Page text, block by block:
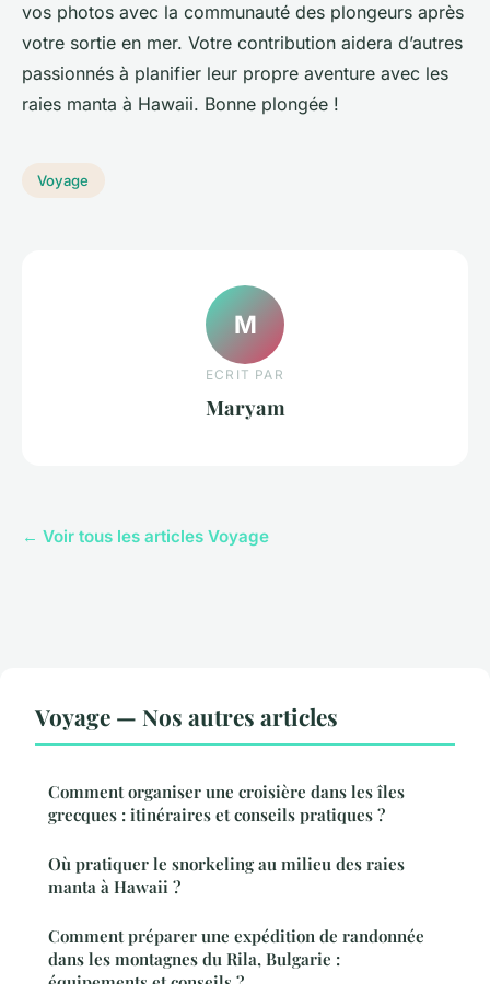
vos photos avec la communauté des plongeurs après
votre sortie en mer. Votre contribution aidera d’autres
passionnés à planifier leur propre aventure avec les
raies manta à Hawaii. Bonne plongée !
Voyage
M
ECRIT PAR
Maryam
← Voir tous les articles Voyage
Voyage — Nos autres articles
Comment organiser une croisière dans les îles
grecques : itinéraires et conseils pratiques ?
Où pratiquer le snorkeling au milieu des raies
manta à Hawaii ?
Comment préparer une expédition de randonnée
dans les montagnes du Rila, Bulgarie :